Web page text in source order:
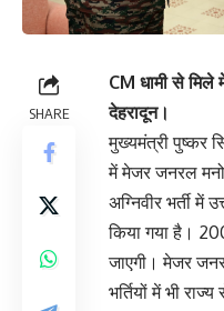
SHARE
CM धामी से मिले
देहरादून।
मुख्यमंत्री पुष्कर
में मेजर जनरल
अग्निवीर भर्ती
किया गया है।
जाएगी। मेजर
भर्तियों में भी